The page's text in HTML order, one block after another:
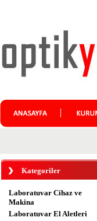
Kategoriler
Laboratuvar Cihaz ve
Makina
Laboratuvar El Aletleri